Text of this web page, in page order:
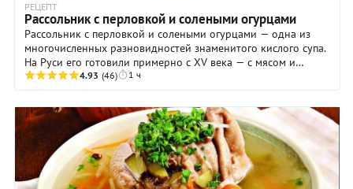
РЕЦЕПТ
Рассольник с перловкой и солеными огурцами
Рассольник с перловкой и солеными огурцами — одна из
многочисленных разновидностей знаменитого кислого супа.
На Руси его готовили примерно с XV века — с мясом и
4.93 (46) 1 ч